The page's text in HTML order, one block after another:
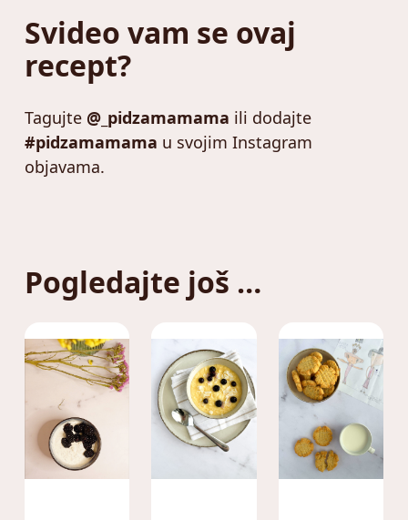
Svideo vam se ovaj
recept?
Tagujte @_pidzamamama ili dodajte
#pidzamamama u svojim Instagram
objavama.
Pogledajte još …